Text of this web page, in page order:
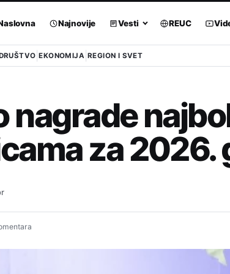
Najnovije Vesti REUC
EKONOMIJA REGION I SVET
nagrade
za 2026.